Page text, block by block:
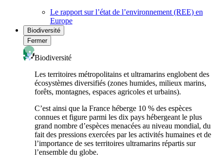
Le rapport sur l’état de l’environnement (REE) en
Europe
Biodiversité
Fermer
Biodiversité
Les territoires métropolitains et ultramarins englobent des
écosystèmes diversifiés (zones humides, milieux marins,
forêts, montagnes, espaces agricoles et urbains).
C’est ainsi que la France héberge 10 % des espèces
connues et figure parmi les dix pays hébergeant le plus
grand nombre d’espèces menacées au niveau mondial, du
fait des pressions exercées par les activités humaines et de
l’importance de ses territoires ultramarins répartis sur
l’ensemble du globe.